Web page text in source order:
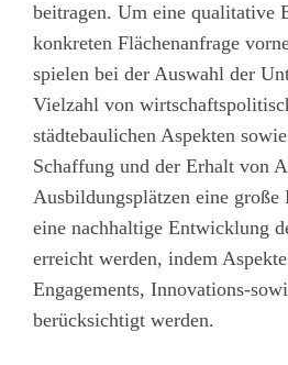
beitragen. Um eine qualitative
konkreten Flächenanfrage
spielen bei der Auswahl der
Vielzahl von
städtebaulichen Aspekten
Schaffung und der Erhalt von
Ausbildungsplätzen eine
eine nachhaltige Entwicklung
erreicht werden, indem
Engagements, Innovations-
berücksichtigt werden.